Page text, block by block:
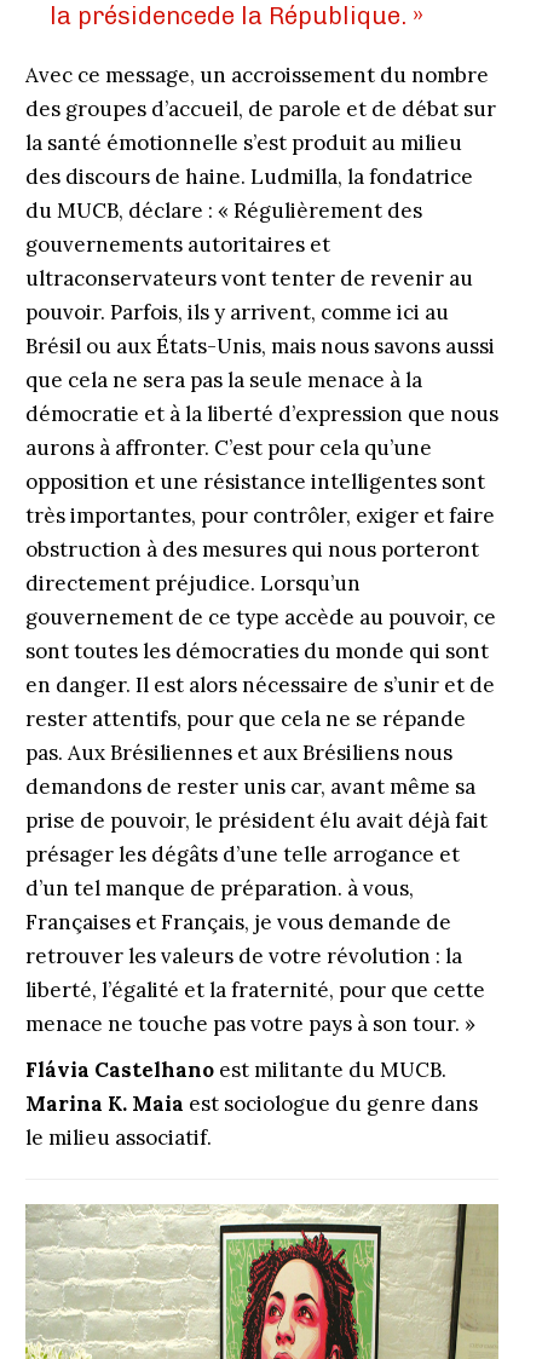
la présidencede la République. »
Avec ce message, un accroissement du nombre
des groupes d’accueil, de parole et de débat sur
la santé émotionnelle s’est produit au milieu
des discours de haine. Ludmilla, la fondatrice
du MUCB, déclare : « Régulièrement des
gouvernements autoritaires et
ultraconservateurs vont tenter de revenir au
pouvoir. Parfois, ils y arrivent, comme ici au
Brésil ou aux États-Unis, mais nous savons aussi
que cela ne sera pas la seule menace à la
démocratie et à la liberté d’expression que nous
aurons à affronter. C’est pour cela qu’une
opposition et une résistance intelligentes sont
très importantes, pour contrôler, exiger et faire
obstruction à des mesures qui nous porteront
directement préjudice. Lorsqu’un
gouvernement de ce type accède au pouvoir, ce
sont toutes les démocraties du monde qui sont
en danger. Il est alors nécessaire de s’unir et de
rester attentifs, pour que cela ne se répande
pas. Aux Brésiliennes et aux Brésiliens nous
demandons de rester unis car, avant même sa
prise de pouvoir, le président élu avait déjà fait
présager les dégâts d’une telle arrogance et
d’un tel manque de préparation. à vous,
Françaises et Français, je vous demande de
retrouver les valeurs de votre révolution : la
liberté, l’égalité et la fraternité, pour que cette
menace ne touche pas votre pays à son tour. »
Flávia Castelhanoest militante du MUCB.
Marina K. Maia est sociologue du genre dans
le milieu associatif.